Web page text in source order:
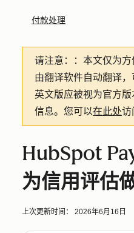
付款处理
请注意： ：本文仅为方
由翻译软件自动翻译
英文版应被视为官方
信息。您可以在此处访
HubSpot
为信用评估
上次更新时间： 2026年6月16日